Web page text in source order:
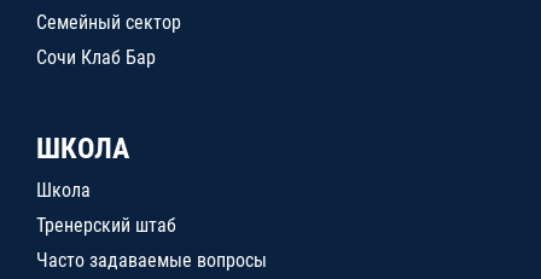
Семейный сектор
Сочи Клаб Бар
ШКОЛА
Школа
Тренерский штаб
Часто задаваемые вопросы